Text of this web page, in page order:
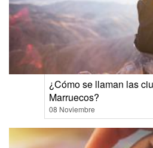
¿Cómo se llaman las
Marruecos?
08 Noviembre